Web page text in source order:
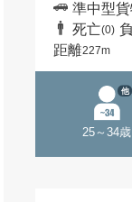
準中型
死亡(0)
距離227m
25～34歳
他